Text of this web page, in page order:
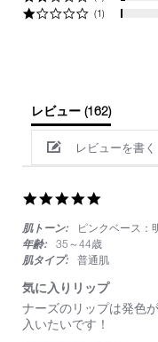
(1)
レビュー (162)
レビューを書く
rating
肌トーン:
ピンクベース：
年齢:
35～44歳
肌タイプ:
普通肌
気に入りリップ
Review
by
review
stating
ナーズのリップは発色
入いたいです！